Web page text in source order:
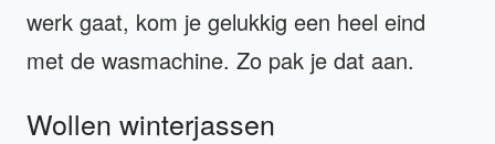
werk gaat, kom je gelukkig een heel eind
met de wasmachine. Zo pak je dat aan.
Wollen winterjassen